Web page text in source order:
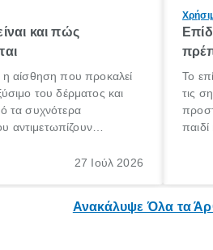
και πώς
η αίσθηση που προκαλεί
του δέρματος και
τα συχνότερα
αντιμετωπίζουν
το «κνησμός τι είναι»,
27 Ιούλ 2026
Το
τις
Ανακάλυψε Όλα τα